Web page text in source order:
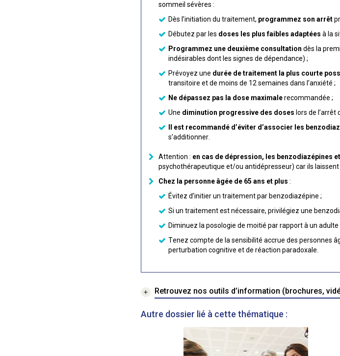
sommeil sévères :
Dès l’initiation du traitement, programmez son arrêt
Débutez par les doses les plus faibles adaptées à la
Programmez une deuxième consultation dès la
indésirables dont les signes de dépendance) ;
Prévoyez une durée de traitement la plus courte
transitoire et de moins de 12 semaines dans l’anxiété ;
Ne dépassez pas la dose maximalerecommandée ;
Une diminution progressive des doses lors de
Il est recommandé d’éviter d’associer les
s’additionner.
Attention : en cas de dépression, les benzodiazépines
psychothérapeutique et/ou antidépresseur) car ils
Chez la personne âgée de 65 ans et plus :
Évitez d’initier un traitement par benzodiazépine ;
Si un traitement est nécessaire, privilégiez une
Diminuez la posologie de moitié par rapport à un adulte
Tenez compte de la sensibilité accrue des personnes
perturbation cognitive et de réaction paradoxale.
Retrouvez nos outils d’information (brochures,
Autre dossier lié à cette thématique :